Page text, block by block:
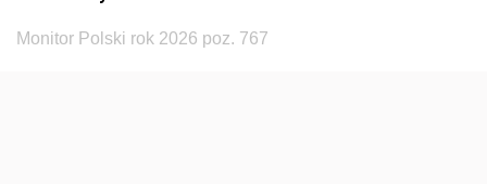
Monitor Polski rok 2026 poz. 767